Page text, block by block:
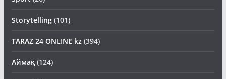
Storytelling
TARAZ 24 ONLINE kz
(73)